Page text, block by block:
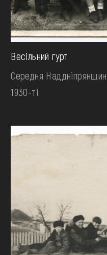
Весільний гурт
Середня
1930-ті